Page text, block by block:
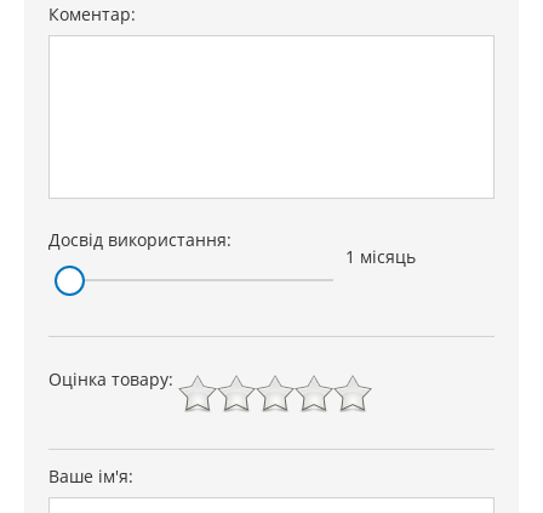
Коментар:
Досвід використання:
1 місяць
Оцінка товару:
Ваше ім'я: